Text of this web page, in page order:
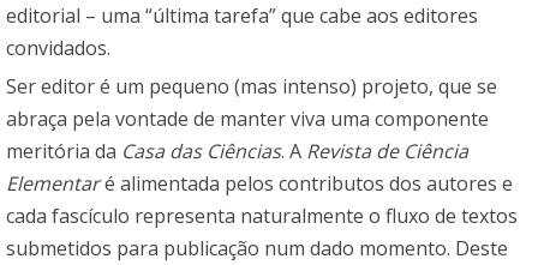
editorial – uma “última tarefa” que cabe aos editores
convidados.
Ser editor é um pequeno (mas intenso) projeto, que se
abraça pela vontade de manter viva uma componente
meritória da Casa das Ciências. A Revista de Ciência
Elementaré alimentada pelos contributos dos autores e
cada fascículo representa naturalmente o fluxo de textos
submetidos para publicação num dado momento. Deste